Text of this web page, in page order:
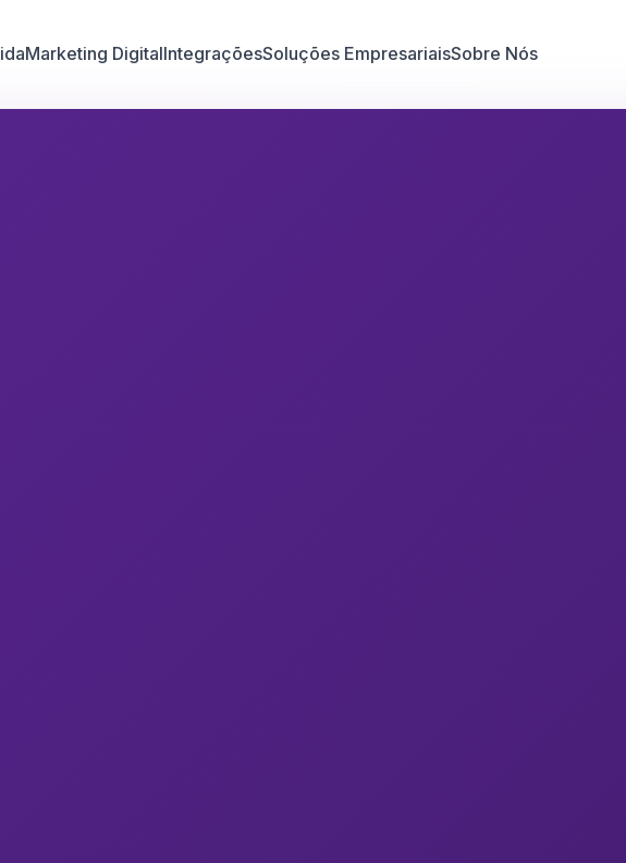
Marketing DigitalIntegraçõesSoluções EmpresariaisSobre Nós